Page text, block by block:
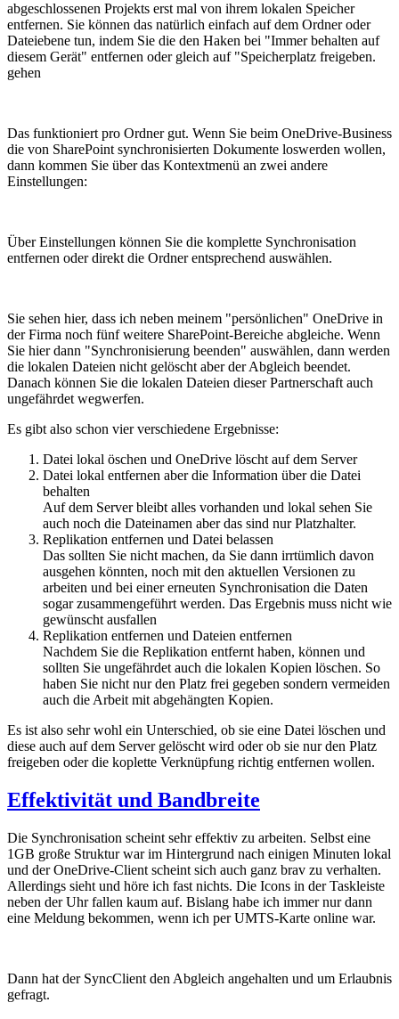
abgeschlossenen Projekts erst mal von ihrem lokalen Speicher
entfernen. Sie können das natürlich einfach auf dem Ordner oder
Dateiebene tun, indem Sie die den Haken bei "Immer behalten auf
diesem Gerät" entfernen oder gleich auf "Speicherplatz freigeben.
gehen
Das funktioniert pro Ordner gut. Wenn Sie beim OneDrive-Business
die von SharePoint synchronisierten Dokumente loswerden wollen,
dann kommen Sie über das Kontextmenü an zwei andere
Einstellungen:
Über Einstellungen können Sie die komplette Synchronisation
entfernen oder direkt die Ordner entsprechend auswählen.
Sie sehen hier, dass ich neben meinem "persönlichen" OneDrive in
der Firma noch fünf weitere SharePoint-Bereiche abgleiche. Wenn
Sie hier dann "Synchronisierung beenden" auswählen, dann werden
die lokalen Dateien nicht gelöscht aber der Abgleich beendet.
Danach können Sie die lokalen Dateien dieser Partnerschaft auch
ungefährdet wegwerfen.
Es gibt also schon vier verschiedene Ergebnisse:
Datei lokal öschen und OneDrive löscht auf dem Server
Datei lokal entfernen aber die Information über die Datei
behalten
Auf dem Server bleibt alles vorhanden und lokal sehen Sie
auch noch die Dateinamen aber das sind nur Platzhalter.
Replikation entfernen und Datei belassen
Das sollten Sie nicht machen, da Sie dann irrtümlich davon
ausgehen könnten, noch mit den aktuellen Versionen zu
arbeiten und bei einer erneuten Synchronisation die Daten
sogar zusammengeführt werden. Das Ergebnis muss nicht wie
gewünscht ausfallen
Replikation entfernen und Dateien entfernen
Nachdem Sie die Replikation entfernt haben, können und
sollten Sie ungefährdet auch die lokalen Kopien löschen. So
haben Sie nicht nur den Platz frei gegeben sondern vermeiden
auch die Arbeit mit abgehängten Kopien.
Es ist also sehr wohl ein Unterschied, ob sie eine Datei löschen und
diese auch auf dem Server gelöscht wird oder ob sie nur den Platz
freigeben oder die koplette Verknüpfung richtig entfernen wollen.
Effektivität und Bandbreite
Die Synchronisation scheint sehr effektiv zu arbeiten. Selbst eine
1GB große Struktur war im Hintergrund nach einigen Minuten lokal
und der OneDrive-Client scheint sich auch ganz brav zu verhalten.
Allerdings sieht und höre ich fast nichts. Die Icons in der Taskleiste
neben der Uhr fallen kaum auf. Bislang habe ich immer nur dann
eine Meldung bekommen, wenn ich per UMTS-Karte online war.
Dann hat der SyncClient den Abgleich angehalten und um Erlaubnis
gefragt.